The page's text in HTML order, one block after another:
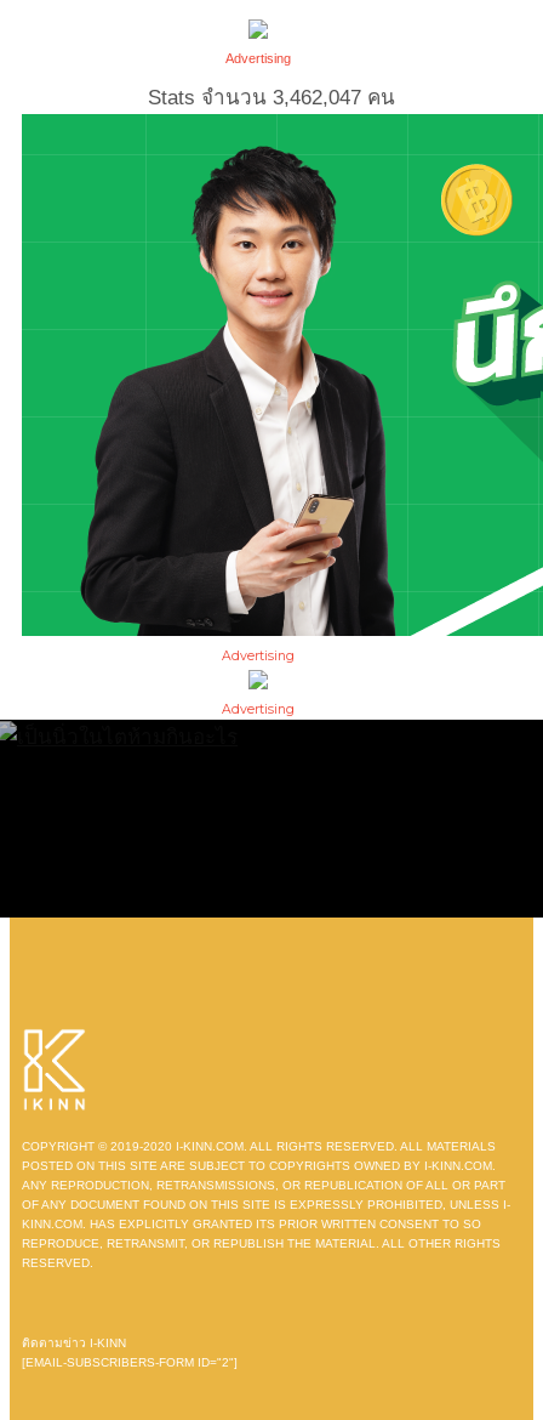
Advertising
Stats จำนวน 3,462,047 คน
Advertising
Advertising
COPYRIGHT © 2019-2020 I-KINN.COM. ALL RIGHTS RESERVED. ALL MATERIALS
POSTED ON THIS SITE ARE SUBJECT TO COPYRIGHTS OWNED BY I-KINN.COM.
ANY REPRODUCTION, RETRANSMISSIONS, OR REPUBLICATION OF ALL OR PART
OF ANY DOCUMENT FOUND ON THIS SITE IS EXPRESSLY PROHIBITED, UNLESS I-
KINN.COM. HAS EXPLICITLY GRANTED ITS PRIOR WRITTEN CONSENT TO SO
REPRODUCE, RETRANSMIT, OR REPUBLISH THE MATERIAL. ALL OTHER RIGHTS
RESERVED.
ติดตามข่าว I-KINN
[EMAIL-SUBSCRIBERS-FORM ID="2"]